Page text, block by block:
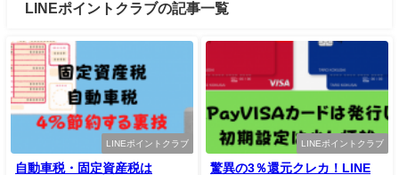
LINEポイントクラブの記事一覧
LINEポイントクラブ
自動車税・固定資産税は
LINEポイントクラブ
驚異の3％還元クレカ！LINE